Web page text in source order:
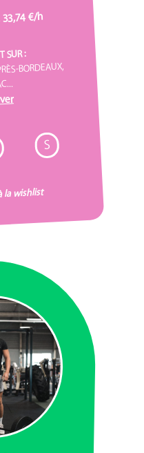
€/h
SUR :
BORDEAUX,
S
wishlist